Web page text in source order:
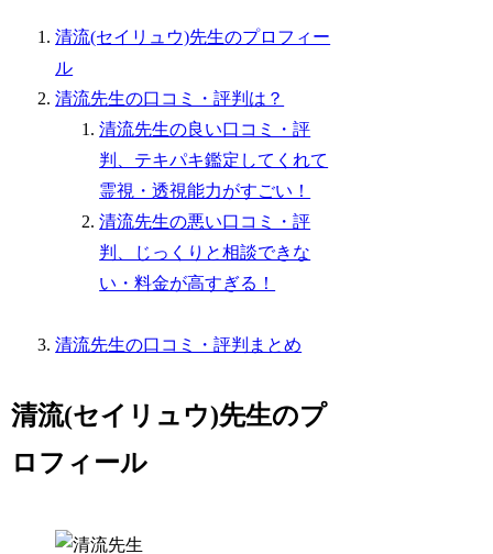
清流(セイリュウ)先生のプロフィー
ル
清流先生の口コミ・評判は？
清流先生の良い口コミ・評
判、テキパキ鑑定してくれて
霊視・透視能力がすごい！
清流先生の悪い口コミ・評
判、じっくりと相談できな
い・料金が高すぎる！
清流先生の口コミ・評判まとめ
清流(セイリュウ)先生のプ
ロフィール